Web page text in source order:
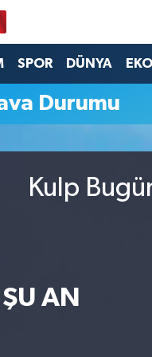
SPOR DÜNYA
Durumu
Kulp
ŞU AN